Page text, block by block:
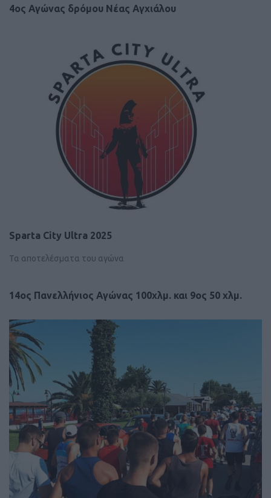
4ος Αγώνας δρόμου Νέας Αγχιάλου
Sparta City Ultra 2025
Τα αποτελέσματα του αγώνα
14ος Πανελλήνιος Αγώνας 100χλμ. και 9ος 50 χλμ.